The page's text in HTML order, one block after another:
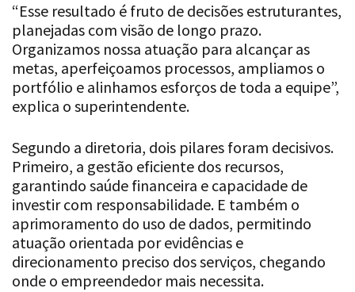
“Esse resultado é fruto de decisões estruturantes,
planejadas com visão de longo prazo.
Organizamos nossa atuação para alcançar as
metas, aperfeiçoamos processos, ampliamos o
portfólio e alinhamos esforços de toda a equipe”,
explica o superintendente.
Segundo a diretoria, dois pilares foram decisivos.
Primeiro, a gestão eficiente dos recursos,
garantindo saúde financeira e capacidade de
investir com responsabilidade. E também o
aprimoramento do uso de dados, permitindo
atuação orientada por evidências e
direcionamento preciso dos serviços, chegando
onde o empreendedor mais necessita.